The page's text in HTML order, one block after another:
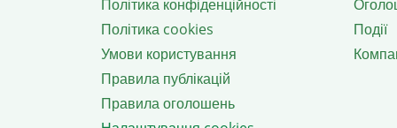
Політика конфіденційності
Політика cookies
Умови користування
Правила публікацій
Правила оголошень
Події